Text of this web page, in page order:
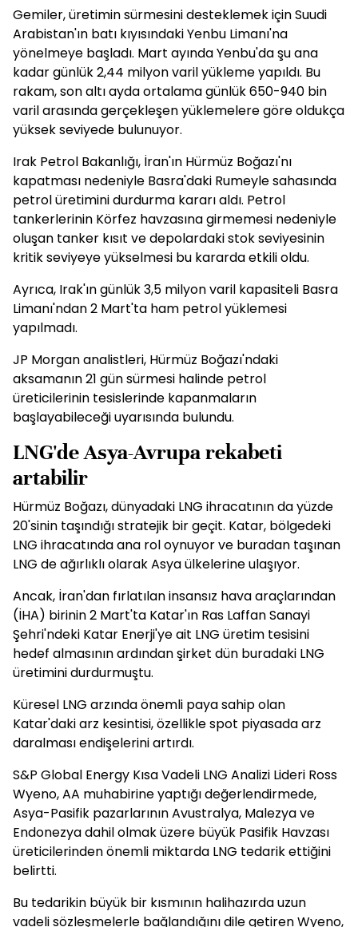
Gemiler, üretimin sürmesini desteklemek için Suudi
Arabistan'ın batı kıyısındaki Yenbu Limanı'na
yönelmeye başladı. Mart ayında Yenbu'da şu ana
kadar günlük 2,44 milyon varil yükleme yapıldı. Bu
rakam, son altı ayda ortalama günlük 650-940 bin
varil arasında gerçekleşen yüklemelere göre oldukça
yüksek seviyede bulunuyor.
Irak Petrol Bakanlığı, İran'ın Hürmüz Boğazı'nı
kapatması nedeniyle Basra'daki Rumeyle sahasında
petrol üretimini durdurma kararı aldı. Petrol
tankerlerinin Körfez havzasına girmemesi nedeniyle
oluşan tanker kısıt ve depolardaki stok seviyesinin
kritik seviyeye yükselmesi bu kararda etkili oldu.
Ayrıca, Irak'ın günlük 3,5 milyon varil kapasiteli Basra
Limanı'ndan 2 Mart'ta ham petrol yüklemesi
yapılmadı.
JP Morgan analistleri, Hürmüz Boğazı'ndaki
aksamanın 21 gün sürmesi halinde petrol
üreticilerinin tesislerinde kapanmaların
başlayabileceği uyarısında bulundu.
LNG'de Asya-Avrupa rekabeti
artabilir
Hürmüz Boğazı, dünyadaki LNG ihracatının da yüzde
20'sinin taşındığı stratejik bir geçit. Katar, bölgedeki
LNG ihracatında ana rol oynuyor ve buradan taşınan
LNG de ağırlıklı olarak Asya ülkelerine ulaşıyor.
Ancak, İran'dan fırlatılan insansız hava araçlarından
(İHA) birinin 2 Mart'ta Katar'ın Ras Laffan Sanayi
Şehri'ndeki Katar Enerji'ye ait LNG üretim tesisini
hedef almasının ardından şirket dün buradaki LNG
üretimini durdurmuştu.
Küresel LNG arzında önemli paya sahip olan
Katar'daki arz kesintisi, özellikle spot piyasada arz
daralması endişelerini artırdı.
S&P Global Energy Kısa Vadeli LNG Analizi Lideri Ross
Wyeno, AA muhabirine yaptığı değerlendirmede,
Asya-Pasifik pazarlarının Avustralya, Malezya ve
Endonezya dahil olmak üzere büyük Pasifik Havzası
üreticilerinden önemli miktarda LNG tedarik ettiğini
belirtti.
Bu tedarikin büyük bir kısmının halihazırda uzun
vadeli sözleşmelerle bağlandığını dile getiren Wyeno,